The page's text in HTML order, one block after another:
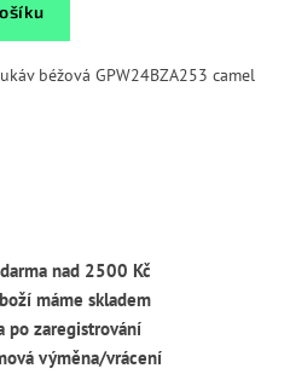
béžová GPW24BZA253 camel
nad 2500 Kč
máme skladem
po zaregistrování
výměna/vrácení